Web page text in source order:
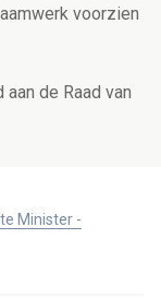
voorzien
de Raad van
Minister -